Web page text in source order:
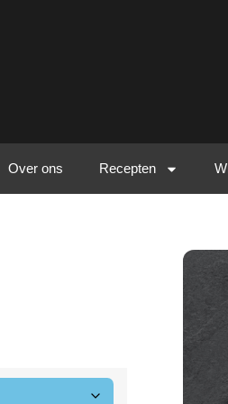
Over ons Recepten